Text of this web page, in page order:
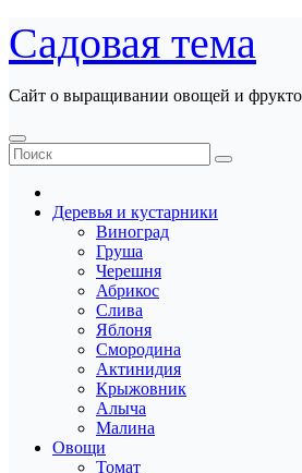
Перейти
к
содержанию
Садовая тема
Сайт о выращивании овощей и
Деревья и кустарники
Виноград
Груша
Черешня
Абрикос
Слива
Яблоня
Смородина
Актинидия
Крыжовник
Алыча
Малина
Овощи
Томат